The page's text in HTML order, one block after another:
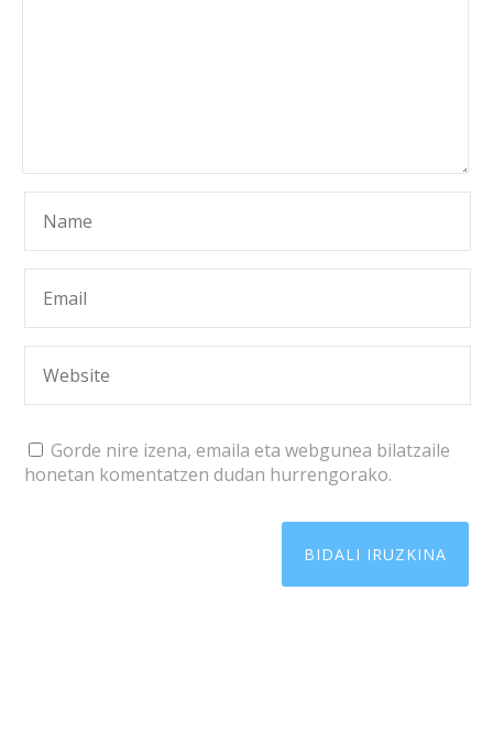
Gorde nire izena, emaila eta webgunea bilatzaile
honetan komentatzen dudan hurrengorako.